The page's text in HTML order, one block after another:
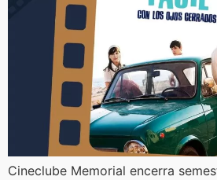
​Cineclube Memorial encerra